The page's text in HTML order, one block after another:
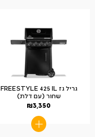
גריל גז FREESTYLE 425 IL
שחור (עם דלת)
₪3,350